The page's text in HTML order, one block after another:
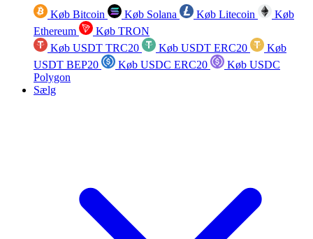
Køb Bitcoin Køb Solana Køb Litecoin
Køb
Ethereum
Køb TRON
Køb USDT TRC20
Køb USDT ERC20
Køb
USDT BEP20
Køb USDC ERC20
Køb USDC
Polygon
Sælg